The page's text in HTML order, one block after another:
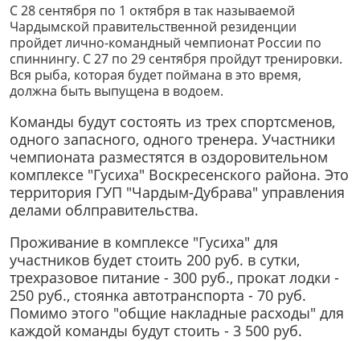
С 28 сентября по 1 октября в так называемой
Чардымской правительственной резиденции
пройдет лично-командный чемпионат России по
спиннингу. С 27 по 29 сентября пройдут тренировки.
Вся рыба, которая будет поймана в это время,
должна быть выпущена в водоем.
Команды будут состоять из трех спортсменов,
одного запасного, одного тренера. Участники
чемпионата разместятся в оздоровительном
комплексе "Гусиха" Воскресенского района. Это
территория ГУП "Чардым-Дубрава" управления
делами облправительства.
Проживание в комплексе "Гусиха" для
участников будет стоить 200 руб. в сутки,
трехразовое питание - 300 руб., прокат лодки -
250 руб., стоянка автотранспорта - 70 руб.
Помимо этого "общие накладные расходы" для
каждой команды будут стоить - 3 500 руб.